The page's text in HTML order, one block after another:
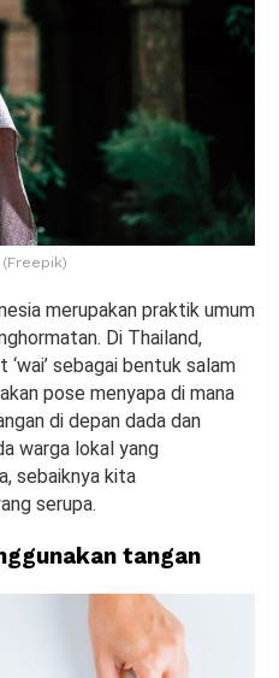
merupakan praktik umum
Di Thailand,
sebagai bentuk salam
pose menyapa di mana
di depan dada dan
warga lokal yang
sebaiknya kita
serupa.
tangan